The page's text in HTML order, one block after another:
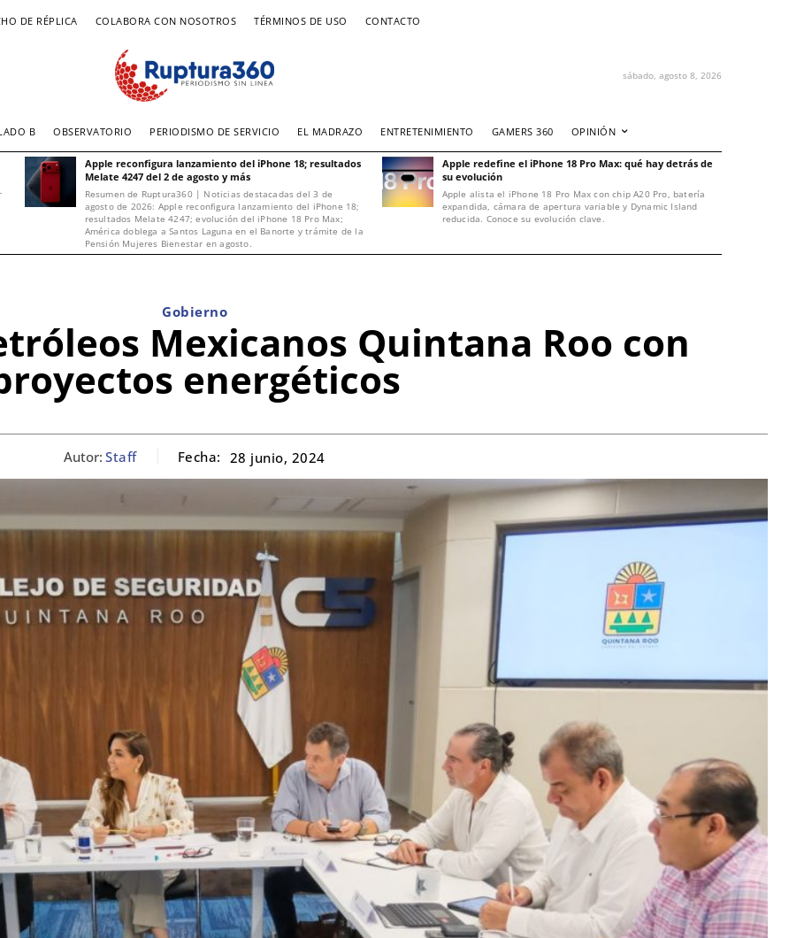
DE RÉPLICA COLABORA CON NOSOTROS TÉRMINOS DE USO CONTACTO
sábado, agosto 8, 2026
B OBSERVATORIO PERIODISMO DE SERVICIO EL MADRAZO ENTRETENIMIENTO GAMERS 360 OPINIÓN
Apple reconfigura lanzamiento del iPhone 18; resultados
Melate 4247 del 2 de agosto y más
Resumen de Ruptura360 | Noticias destacadas del 3 de
agosto de 2026: Apple reconfigura lanzamiento del iPhone 18;
resultados Melate 4247; evolución del iPhone 18 Pro Max;
América doblega a Santos Laguna en el Banorte y trámite de la
Pensión Mujeres Bienestar en agosto.
Apple redefine el iPhone 18 Pro Max: qué hay detrás de
su evolución
Apple alista el iPhone 18 Pro Max con chip A20 Pro, batería
expandida, cámara de apertura variable y Dynamic Island
reducida. Conoce su evolución clave.
Gobierno
Mexicanos Quintana Roo con
energéticos
Autor: Staff Fecha: 28 junio, 2024